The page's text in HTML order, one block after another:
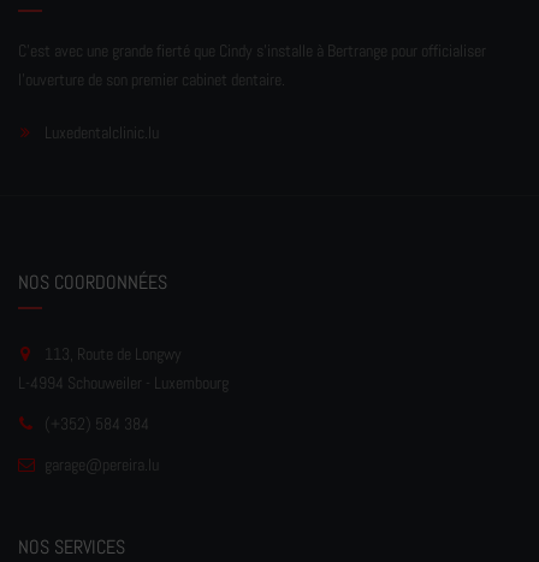
C'est avec une grande fierté que Cindy s'installe à Bertrange pour officialiser
l'ouverture de son premier cabinet dentaire.
Luxedentalclinic.lu
NOS COORDONNÉES
113, Route de Longwy
L-4994 Schouweiler - Luxembourg
(+352) 584 384
garage@pereira.lu
NOS SERVICES